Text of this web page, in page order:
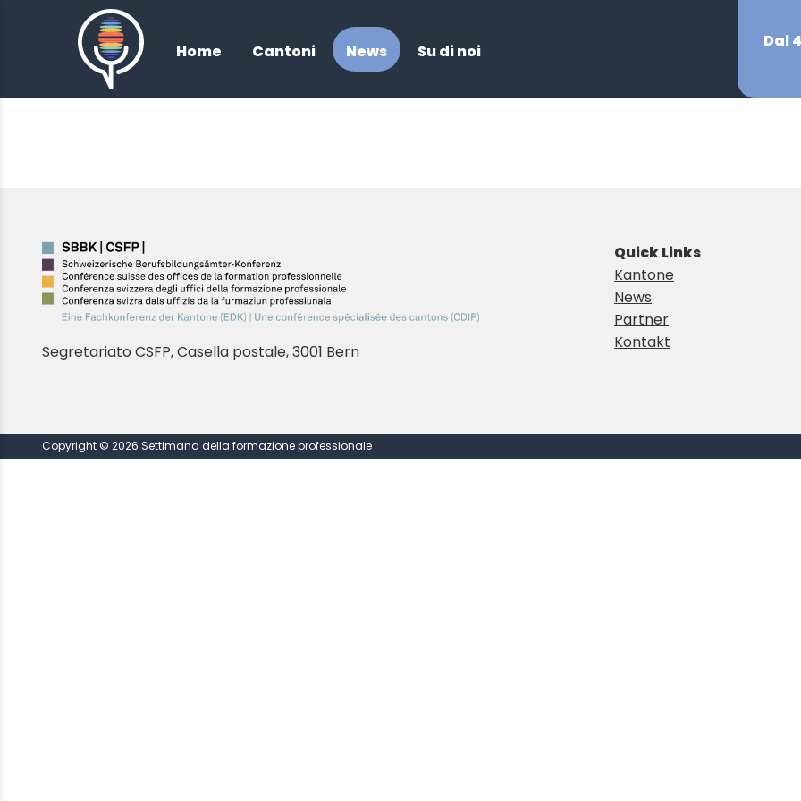
/
Home
Cantoni News Su di noi
Dal
Segretariato CSFP, Casella postale, 3001 Bern
Quick Links
Kantone
News
Partner
Kontakt
Copyright © 2026 Settimana della formazione professionale